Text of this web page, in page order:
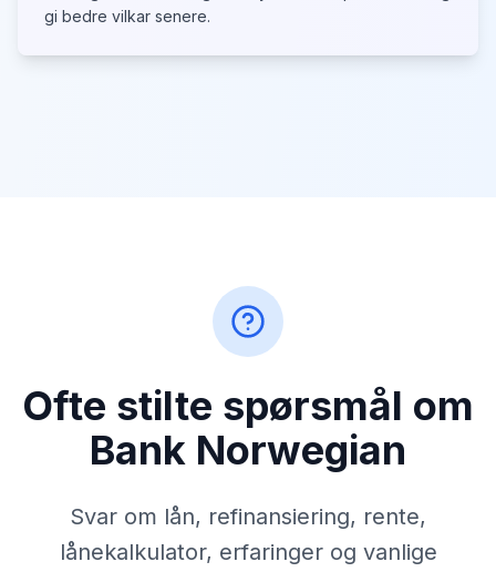
gi bedre vilkar senere.
Ofte stilte spørsmål om
Bank Norwegian
Svar om lån, refinansiering, rente,
lånekalkulator, erfaringer og vanlige